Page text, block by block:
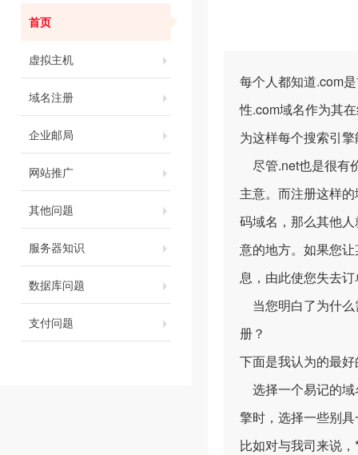
首页
虚拟主机
域名注册
企业邮局
网站推广
其他问题
服务器知识
数据库问题
支付问题
每个人都知道.com
性.com域名作为其
为这样每个搜索引
尽管.net也是很有
主意。而注册这样
码域名，那么其他
意的地方。如果您
息，由此使您失去
当您明白了为什么
册？
下面是我认为的最
选择一个易记的域
擎时，选择一些别
比如对与我司来说